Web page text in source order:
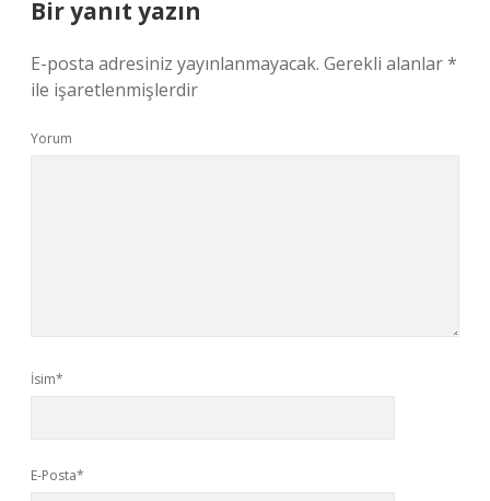
Bir yanıt yazın
E-posta adresiniz yayınlanmayacak. Gerekli alanlar*
ile işaretlenmişlerdir
Yorum
İsim*
E-Posta*